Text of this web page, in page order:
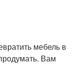
мебель в
Вам